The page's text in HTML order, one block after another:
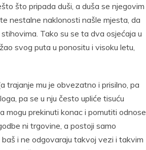
što pripada duši, a duša se njegovim
nestalne naklonosti našle mjesta, da
Tako su se ta dva osjećaja u
svog puta u ponositu i visoku letu,
trajanje mu je obvezatno i prisilno, pa
pa se u nju često upliće tisuću
mogu prekinuti konac i pomutiti odnose
ni trgovine, a postoji samo
i ne odgovaraju takvoj vezi i takvim